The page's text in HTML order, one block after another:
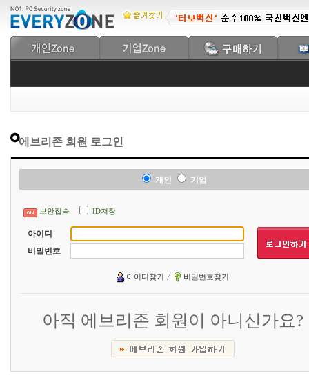
에브리존 회원 로그인
개인 기업
보안접속 ID저장
아이디
비밀번호
아이디찾기 비밀번호찾기
아직 에브리존 회원이 아니신가요?